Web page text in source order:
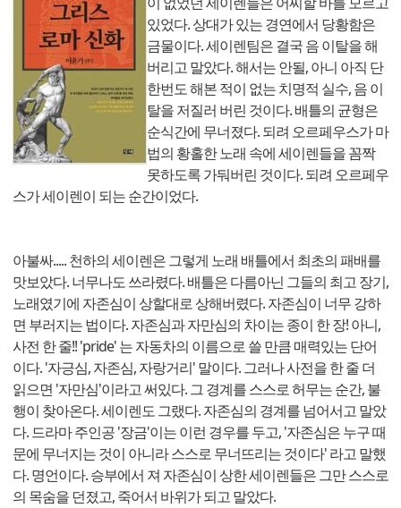
있었다. 상대가 있는 경연에서 당황함은
금물이다. 세이렌팀은 결국 음 이탈을 해
버리고 말았다. 해서는 안될, 아니 아직 단
한번도 해본 적이 없는 치명적 실수, 음 이
탈을 저질러 버린 것이다. 배틀의 균형은
순식간에 무너졌다. 되려 오르페우스가 마
법의 황홀한 노래 속에 세이렌들을 꼼짝
못하도록 가둬버린 것이다. 되려 오르페우
스가 세이렌이 되는 순간이었다.
아불싸..... 천하의 세이렌은 그렇게 노래 배틀에서 최초의 패배를
맛보았다. 너무나도 쓰라렸다. 배틀은 다름아닌 그들의 최고 장기,
노래였기에 자존심이 상할대로 상해버렸다. 자존심이 너무 강하
면 부러지는 법이다. 자존심과 자만심의 차이는 종이 한 장! 아니,
사전 한 줄!! 'pride' 는 자동차의 이름으로 쓸 만큼 매력있는 단어
이다. '자긍심, 자존심, 자랑거리' 말이다. 그러나 사전을 한 줄 더
읽으면 '자만심'이라고 써있다. 그 경계를 스스로 허무는 순간, 불
행이 찾아온다. 세이렌도 그랬다. 자존심의 경계를 넘어서고 말았
다. 드라마 주인공 '장금'이는 이런 경우를 두고, '자존심은 누구 때
문에 무너지는 것이 아니라 스스로 무너뜨리는 것이다' 라고 말했
다. 명언이다. 승부에서 져 자존심이 상한 세이렌들은 그만 스스로
의 목숨을 던졌고, 죽어서 바위가 되고 말았다.